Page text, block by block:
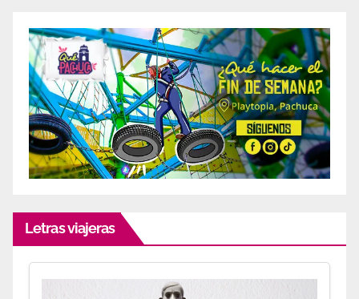
Letras viajeras